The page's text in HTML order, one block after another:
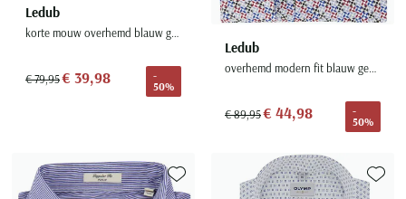
Ledub
korte mouw overhemd blauw gemeleerd normale fit
€ 79,95€ 39,98
-
50%
Ledub
overhemd modern fit blauw geprint katoen
€ 89,95€ 44,98
-
50%
Toevoegen aan favorieten